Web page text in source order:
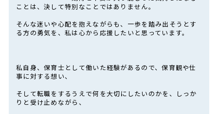
ことは、決して特別なことではありません。
そんな迷いや心配を抱えながらも、一歩を踏み出そうとす
る方の勇気を、私は心から応援したいと思っています。
私自身、保育士として働いた経験があるので、保育観や仕
事に対する想い、
そして転職をするうえで何を大切にしたいのかを、しっか
りと受け止めながら、